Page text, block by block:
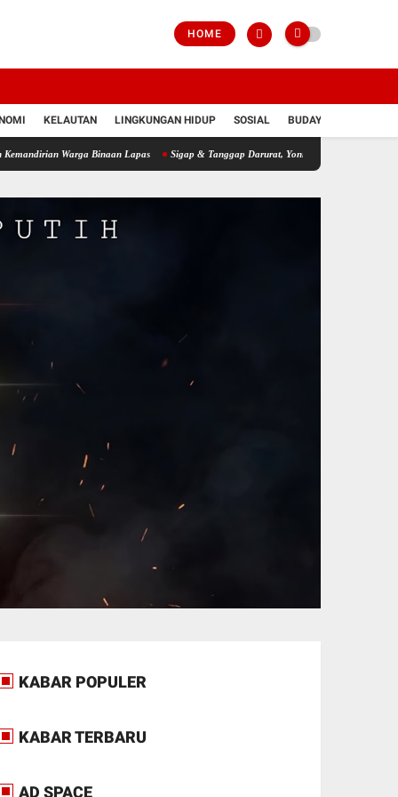
HOME
KELAUTAN LINGKUNGAN HIDUP SOSIAL BUDAYA
Warga Binaan Lapas Sigap & Tanggap Darurat, Yonif 751/VJS Bantu Penanganan
KABAR POPULER
KABAR TERBARU
AD SPACE